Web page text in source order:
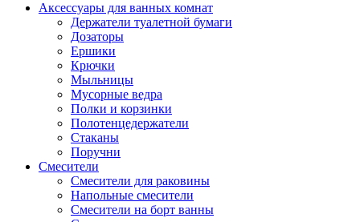
Аксессуары для ванных комнат
Держатели туалетной бумаги
Дозаторы
Ершики
Крючки
Мыльницы
Мусорные ведра
Полки и корзинки
Полотенцедержатели
Стаканы
Поручни
Смесители
Смесители для раковины
Напольные смесители
Смесители на борт ванны